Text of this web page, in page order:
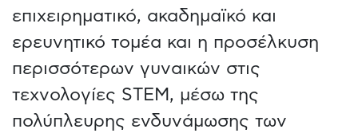
επιχειρηματικό, ακαδημαϊκό και
ερευνητικό τομέα και η προσέλκυση
περισσότερων γυναικών στις
τεχνολογίες STEM, μέσω της
πολύπλευρης ενδυνάμωσης των